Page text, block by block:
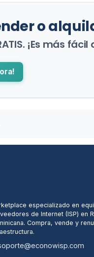
o
¡Es más
especializado en
de Internet (ISP) en
Compra, vende y